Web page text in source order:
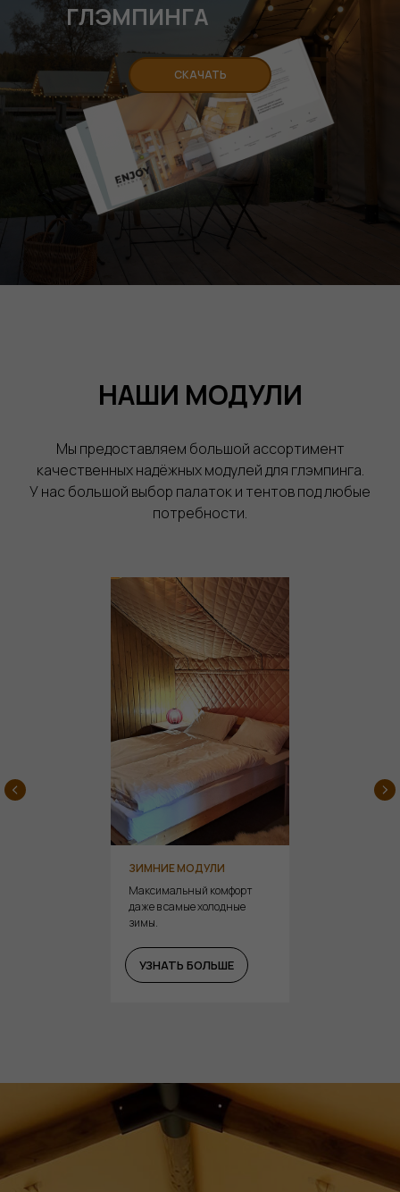
СКАЧАТЬ
ГЛЭМПИНГА
НАШИ МОДУЛИ
Мы предоставляем большой ассортимент
качественных надёжных модулей для глэмпинга.
У нас большой выбор палаток и тентов под любые
потребности.
ЗИМНИЕ МОДУЛИ
Максимальный комфорт
даже в самые холодные
зимы.
УЗНАТЬ БОЛЬШЕ